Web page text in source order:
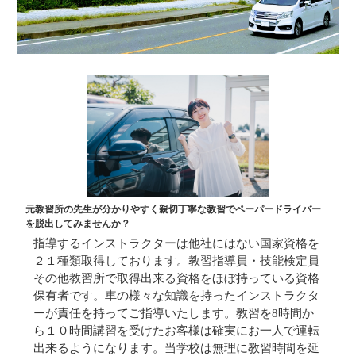
元教習所の先生が分かりやすく親切丁寧な教習でペーパードライバー
を脱出してみませんか？
指導するインストラクターは他社にはない国家資格を
２１種類取得しております。教習指導員・技能検定員
その他教習所で取得出来る資格をほぼ持っている資格
保有者です。車の様々な知識を持ったインストラクタ
ーが責任を持ってご指導いたします。教習を8時間か
ら１０時間講習を受けたお客様は確実にお一人で運転
出来るようになります。当学校は無理に教習時間を延